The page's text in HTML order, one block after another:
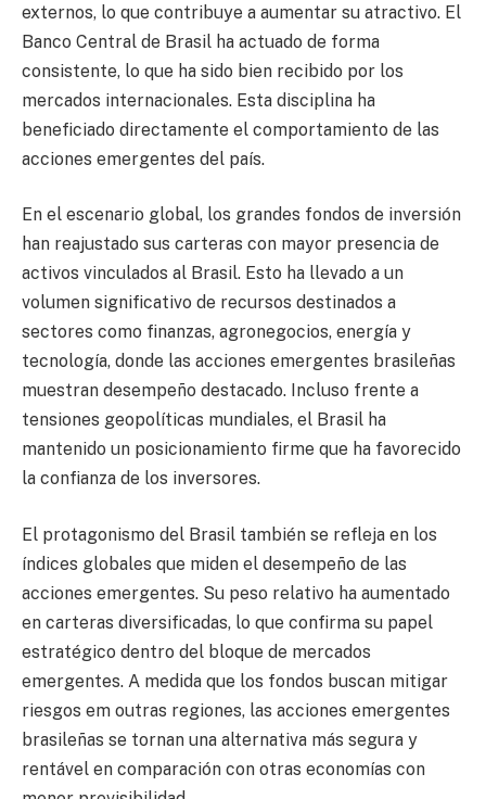
externos, lo que contribuye a aumentar su atractivo. El
Banco Central de Brasil ha actuado de forma
consistente, lo que ha sido bien recibido por los
mercados internacionales. Esta disciplina ha
beneficiado directamente el comportamiento de las
acciones emergentes del país.
En el escenario global, los grandes fondos de inversión
han reajustado sus carteras con mayor presencia de
activos vinculados al Brasil. Esto ha llevado a un
volumen significativo de recursos destinados a
sectores como finanzas, agronegocios, energía y
tecnología, donde las acciones emergentes brasileñas
muestran desempeño destacado. Incluso frente a
tensiones geopolíticas mundiales, el Brasil ha
mantenido un posicionamiento firme que ha favorecido
la confianza de los inversores.
El protagonismo del Brasil también se refleja en los
índices globales que miden el desempeño de las
acciones emergentes. Su peso relativo ha aumentado
en carteras diversificadas, lo que confirma su papel
estratégico dentro del bloque de mercados
emergentes. A medida que los fondos buscan mitigar
riesgos em outras regiones, las acciones emergentes
brasileñas se tornan una alternativa más segura y
rentável en comparación con otras economías con